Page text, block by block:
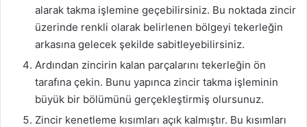
alarak takma işlemine geçebilirsiniz. Bu noktada zincir
üzerinde renkli olarak belirlenen bölgeyi tekerleğin
arkasına gelecek şekilde sabitleyebilirsiniz.
Ardından zincirin kalan parçalarını tekerleğin ön
tarafına çekin. Bunu yapınca zincir takma işleminin
büyük bir bölümünü gerçekleştirmiş olursunuz.
Zincir kenetleme kısımları açık kalmıştır. Bu kısımları